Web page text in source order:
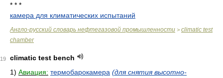
* * *
камера для климатических испытаний
Англо-русский словарь нефтегазовой промышленности > climatic test
chamber
19
climatic test bench
1) Авиация: термобарокамера (для снятия высотно-